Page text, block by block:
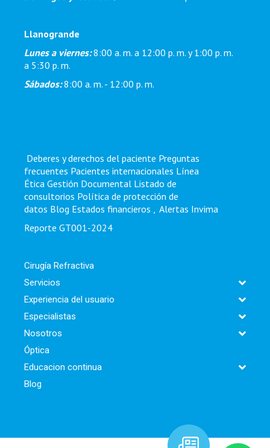
Llanogrande
Lunes a viernes:8:00 a. m. a 12:00 p. m. y 1:00 p. m.
a 5:30 p. m.
Sábados:8:00 a. m. - 12:00 p. m.
Deberes y derechos del paciente Preguntas
frecuentes Pacientes internacionales Línea
Ética Gestión Documental Listado de
consultorios Política de protección de
datos Blog Estados financieros , Alertas Invima
Reporte GT001-2024
Cirugía Refractiva
Servicios
Experiencia del usuario
Especialistas
Nosotros
Óptica
Educacion continua
Blog